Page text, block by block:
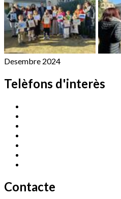
Desembre 2024
Telèfons d'interès
Contacte